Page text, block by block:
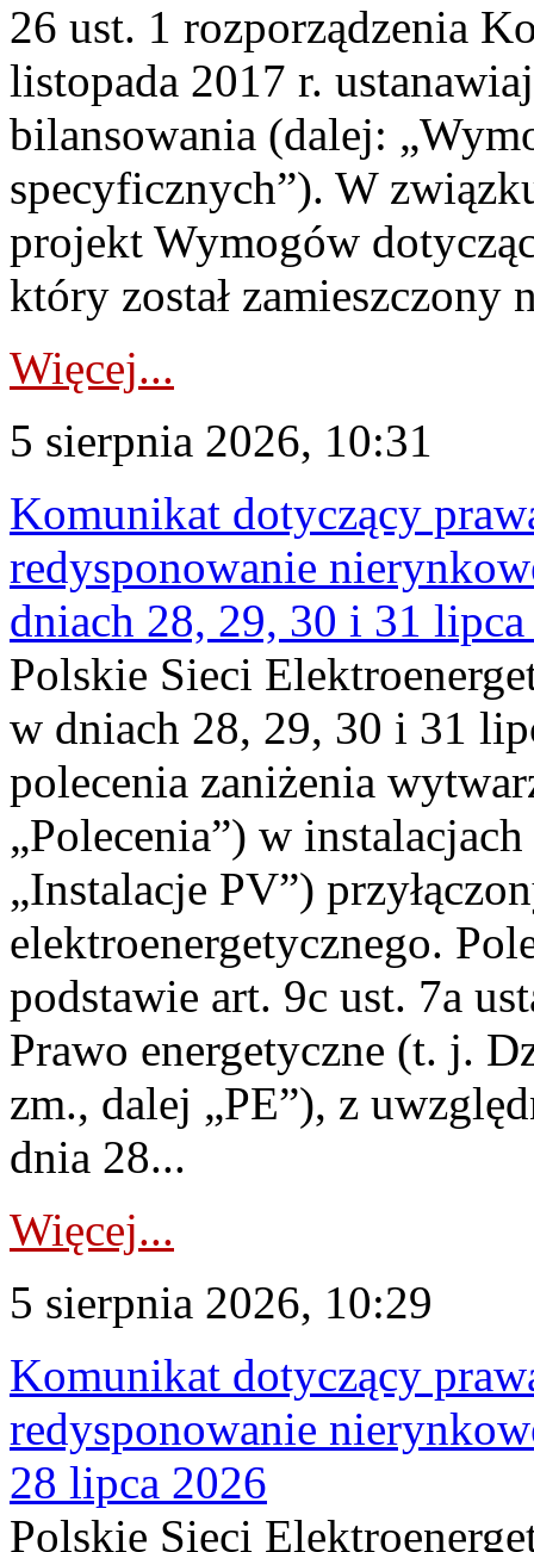
26 ust. 1 rozporządzenia
listopada 2017 r.
bilansowania (dalej:
specyficznych”). W
projekt Wymogów
który został zamieszczony
Więcej...
5 sierpnia 2026, 10:31
Komunikat dotyczący
redysponowanie
dniach 28, 29, 30 i 31
Polskie Sieci
w dniach 28, 29, 30 i 31
polecenia zaniżenia
„Polecenia”) w
„Instalacje PV”)
elektroenergetycznego.
podstawie art. 9c ust. 7a
Prawo energetyczne (t. j.
zm., dalej „PE”), z
dnia 28...
Więcej...
5 sierpnia 2026, 10:29
Komunikat dotyczący
redysponowanie
28 lipca 2026
Polskie Sieci